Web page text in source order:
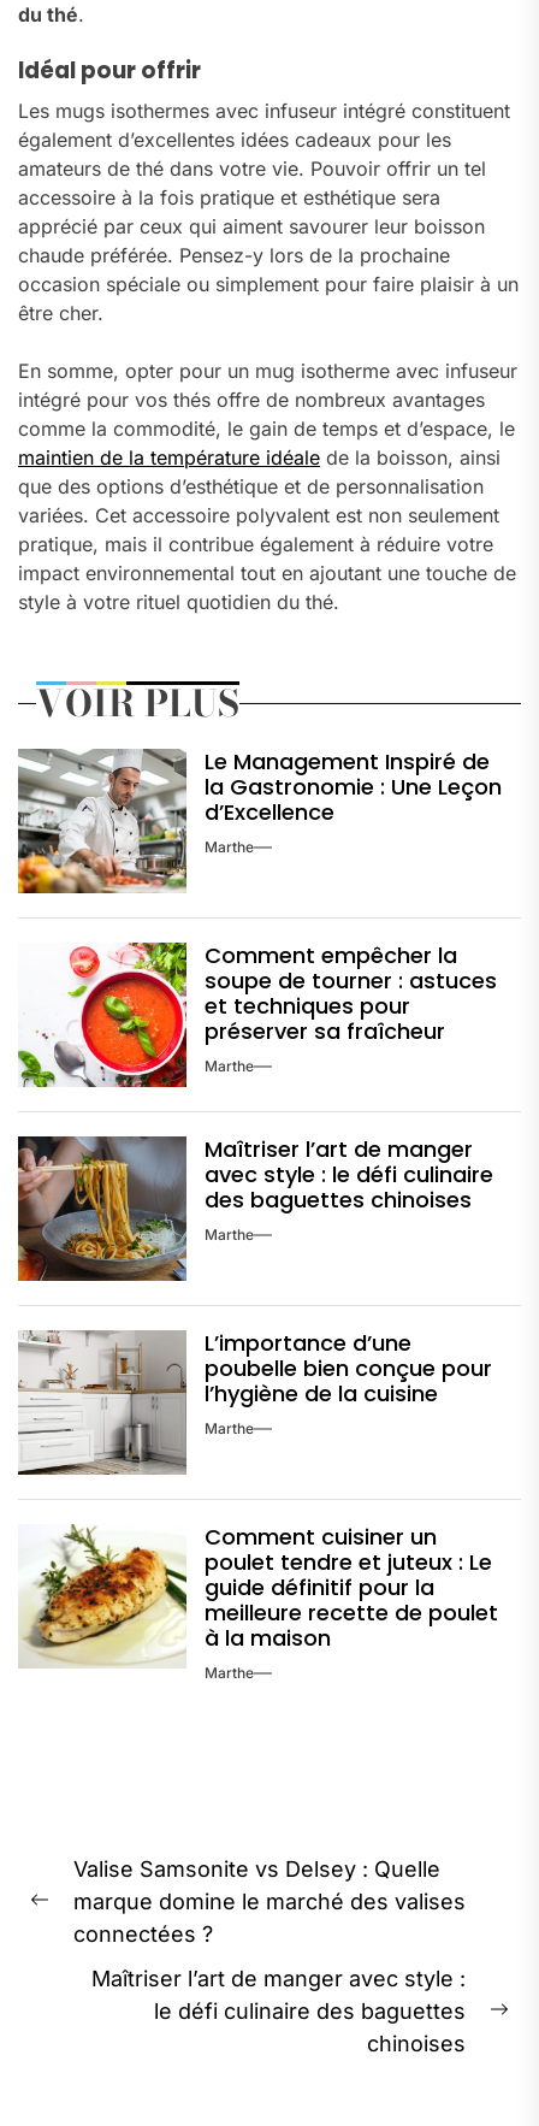
du thé.
Idéal pour offrir
Les mugs isothermes avec infuseur intégré constituent
également d’excellentes idées cadeaux pour les
amateurs de thé dans votre vie. Pouvoir offrir un tel
accessoire à la fois pratique et esthétique sera
apprécié par ceux qui aiment savourer leur boisson
chaude préférée. Pensez-y lors de la prochaine
occasion spéciale ou simplement pour faire plaisir à un
être cher.
En somme, opter pour un mug isotherme avec infuseur
intégré pour vos thés offre de nombreux avantages
comme la commodité, le gain de temps et d’espace, le
maintien de la température idéale de la boisson, ainsi
que des options d’esthétique et de personnalisation
variées. Cet accessoire polyvalent est non seulement
pratique, mais il contribue également à réduire votre
impact environnemental tout en ajoutant une touche de
style à votre rituel quotidien du thé.
VOIR PLUS
Le Management Inspiré de
la Gastronomie : Une Leçon
d’Excellence
Marthe
Comment empêcher la
soupe de tourner : astuces
et techniques pour
préserver sa fraîcheur
Marthe
Maîtriser l’art de manger
avec style : le défi culinaire
des baguettes chinoises
Marthe
L’importance d’une
poubelle bien conçue pour
l’hygiène de la cuisine
Marthe
Comment cuisiner un
poulet tendre et juteux : Le
guide définitif pour la
meilleure recette de poulet
à la maison
Marthe
Navigation
de
l’article
Previous
post:
Valise Samsonite vs Delsey : Quelle
marque domine le marché des valises
connectées ?
Maîtriser l’art de manger avec style :
le défi culinaire des baguettes
chinoises